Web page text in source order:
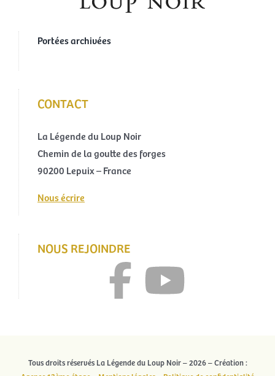
Portées archivées
CONTACT
La Légende du Loup Noir
Chemin de la goutte des forges
90200 Lepuix – France
Nous écrire
NOUS REJOINDRE
Tous droits réservés La Légende du Loup Noir – 2026 – Création :